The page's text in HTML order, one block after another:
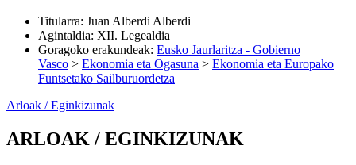
Titularra: Juan Alberdi Alberdi
Agintaldia: XII. Legealdia
Goragoko erakundeak: Eusko Jaurlaritza - Gobierno
Vasco > Ekonomia eta Ogasuna > Ekonomia eta Europako
Funtsetako Sailburuordetza
Arloak / Eginkizunak
ARLOAK / EGINKIZUNAK